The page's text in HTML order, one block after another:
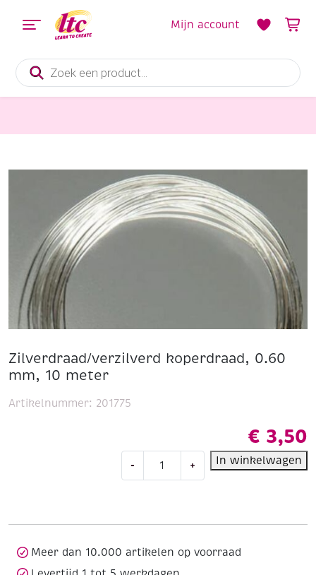
Producten
zoeken
Mijn account
Zilverdraad/verzilverd koperdraad, 0.60
mm, 10 meter
€ 3,50
-
Zilverdraad/verzilverd
koperdraad,
aantal
+ In winkelwagen
Artikelnummer: 201775
Meer dan 10.000 artikelen op voorraad